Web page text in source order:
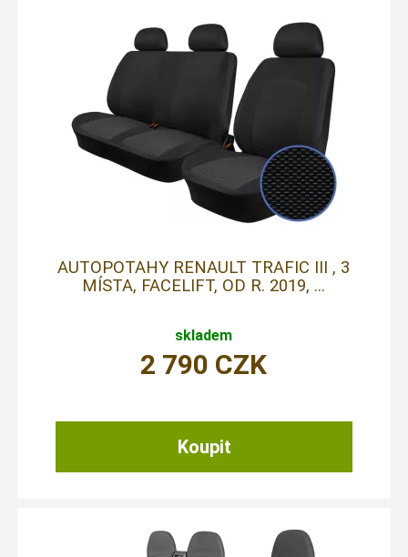
AUTOPOTAHY RENAULT TRAFIC III , 3
MÍSTA, FACELIFT, OD R. 2019, ...
skladem
2 790 CZK